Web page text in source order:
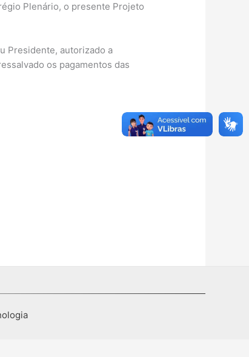
Plenário, o presente Projeto
Presidente, autorizado a
os pagamentos das